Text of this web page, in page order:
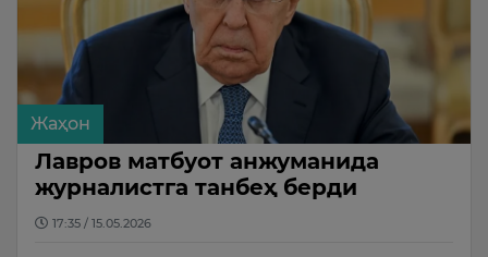
Жаҳон
Лавров матбуот анжуманида
журналистга танбеҳ берди
17:35 / 15.05.2026